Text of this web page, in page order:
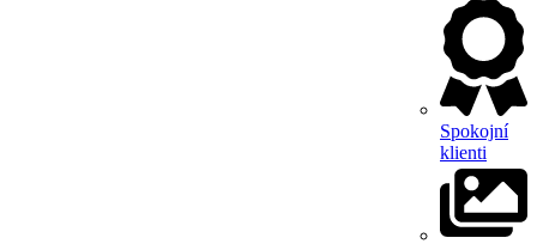
Spokojní
klienti